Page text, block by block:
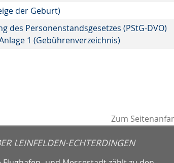
der Geburt)
Personenstandsgesetzes (PStG-DVO)
1 (Gebührenverzeichnis)
Zum
LEINFELDEN-ECHTERDINGEN